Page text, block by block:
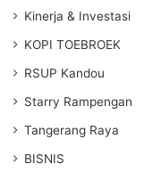
Kinerja & Investasi
KOPI TOEBROEK
RSUP Kandou
Starry Rampengan
Tangerang Raya
BISNIS